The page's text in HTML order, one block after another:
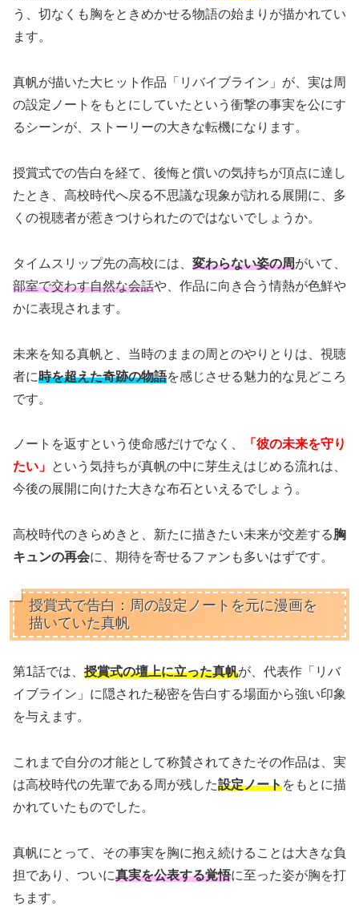
う、切なくも胸をときめかせる物語の始まりが描かれてい
ます。
真帆が描いた大ヒット作品「リバイブライン」が、実は周
の設定ノートをもとにしていたという衝撃の事実を公にす
るシーンが、ストーリーの大きな転機になります。
授賞式での告白を経て、後悔と償いの気持ちが頂点に達し
たとき、高校時代へ戻る不思議な現象が訪れる展開に、多
くの視聴者が惹きつけられたのではないでしょうか。
タイムスリップ先の高校には、 変わらない姿の周がいて、
部室で交わす自然な会話や、作品に向き合う情熱が色鮮や
かに表現されます。
未来を知る真帆と、当時のままの周とのやりとりは、視聴
者に時を超えた奇跡の物語を感じさせる魅力的な見どころ
です。
ノートを返すという使命感だけでなく、
「彼の未来を守り
たい」 という気持ちが真帆の中に芽生えはじめる流れは、
今後の展開に向けた大きな布石といえるでしょう。
高校時代のきらめきと、新たに描きたい未来が交差する胸
キュンの再会に、期待を寄せるファンも多いはずです。
授賞式で告白：周の設定ノートを元に漫画を
描いていた真帆
第1話では、 授賞式の壇上に立った真帆が、代表作「リバ
イブライン」に隠された秘密を告白する場面から強い印象
を与えます。
これまで自分の才能として称賛されてきたその作品は、実
は高校時代の先輩である周が残した設定ノートをもとに描
かれていたものでした。
真帆にとって、その事実を胸に抱え続けることは大きな負
担であり、ついに真実を公表する覚悟に至った姿が胸を打
ちます。